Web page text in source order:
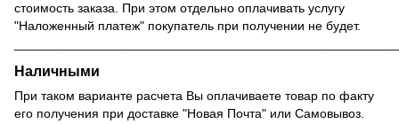
стоимость заказа. При этом отдельно оплачивать услугу
"Наложенный платеж" покупатель при получении не будет.
Наличными
При таком варианте расчета Вы оплачиваете товар по факту
его получения при доставке "Новая Почта" или Самовывоз.